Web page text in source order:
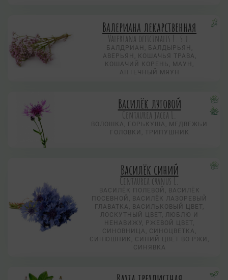
Валериана лекарственная
Valeriana officinalis L. s.l.
БАЛДРИАН, БАЛДЫРЬЯН,
АВЕРЬЯН, КОШАЧЬЯ ТРАВА,
КОШАЧИЙ КОРЕНЬ, МАУН,
АПТЕЧНЫЙ МЯУН
Василёк луговой
Centaurea jacea L.
ВОЛОШКА, ГОРЬКУША, МЕДВЕЖЬИ
ГОЛОВКИ, ТРИПУШНИК
Василёк синий
Centaurea суanus L.
ВАСИЛЁК ПОЛЕВОЙ, ВАСИЛЁК
ПОСЕВНОЙ, ВАСИЛЁК ЛАЗОРЕВЫЙ
ГЛАВАТКА, ВАСИЛЬКОВЫЙ ЦВЕТ,
ЛОСКУТНЫЙ ЦВЕТ, ЛЮБЛЮ И
НЕНАВИЖУ, РЖЕВОЙ ЦВЕТ,
СИНОВНИЦА, СИНОЦВЕТКА,
СИНЮШНИК, СИНИЙ ЦВЕТ ВО РЖИ,
СИНЯВКА